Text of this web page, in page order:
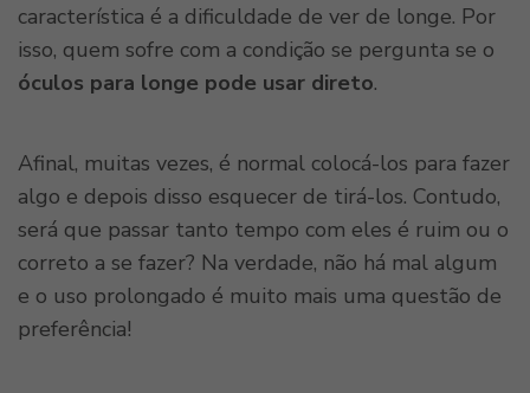
característica é a dificuldade de ver de longe. Por
isso, quem sofre com a condição se pergunta se o
óculos para longe pode usar direto.
Afinal, muitas vezes, é normal colocá-los para fazer
algo e depois disso esquecer de tirá-los. Contudo,
será que passar tanto tempo com eles é ruim ou o
correto a se fazer? Na verdade, não há mal algum
e o uso prolongado é muito mais uma questão de
preferência!